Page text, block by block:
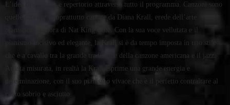
L’idea di canzone e repertorio attraversa tutto il programma. Canzoni sono
quelle suonate e soprattutto cantate da Diana Krall, erede dell’arte
pianistica e canora di Nat King Cole. Con la sua voce vellutata e il
pianismo incisivo ed elegante, la Krall si è da tempo imposta in uno stile
che è a cavallo tra la grande tradizione della canzone americana e il jazz.
Artista misurata, in realtà la Krall esprime una grande energia e
determinazione, con il suo pianismo vivace che è il perfetto contraltare al
canto sobrio e asciutto.